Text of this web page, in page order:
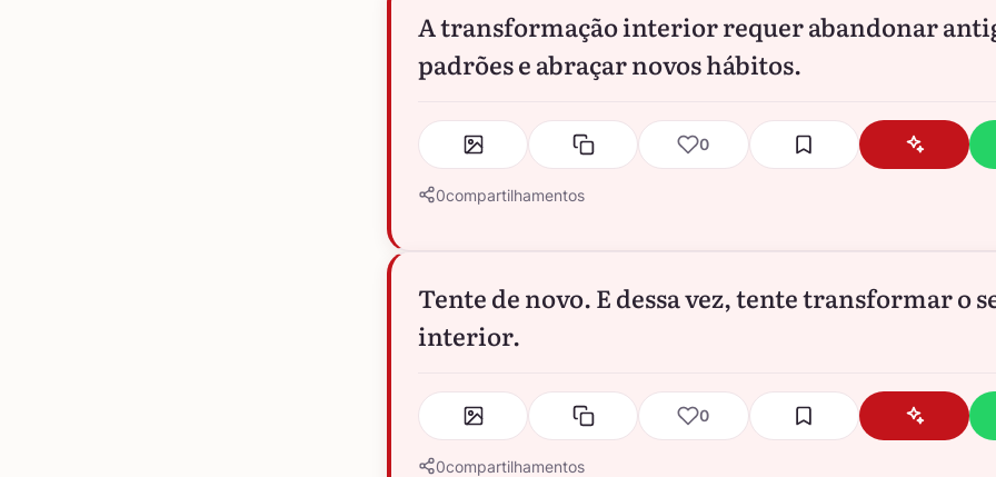
A transformação interior requer abandonar
padrões e abraçar novos hábitos.
0
0compartilhamentos
Tente de novo. E dessa vez, tente transformar o
interior.
0
0compartilhamentos